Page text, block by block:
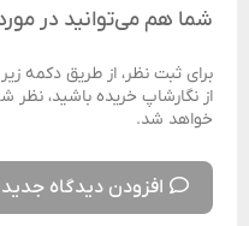
شما هم می‌توانید در
برای ثبت نظر، از طریق دکمه
از نگارشاپ خریده باشید،
خواهد شد.
افزودن دیدگاه جدید